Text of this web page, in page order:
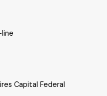
Capital Federal